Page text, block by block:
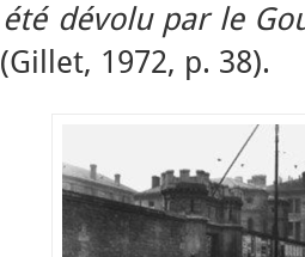
dévolu par le
1972, p. 38).